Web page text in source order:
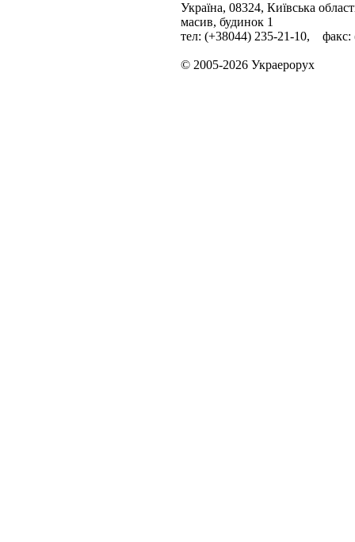
Україна, 08324, Київська
масив, будинок 1
тел: (+38044) 235-21-10, факс:
© 2005-2026 Украерорух